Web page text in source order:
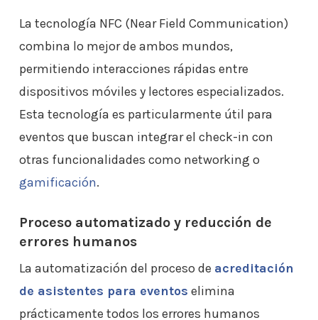
La tecnología NFC (Near Field Communication)
combina lo mejor de ambos mundos,
permitiendo interacciones rápidas entre
dispositivos móviles y lectores especializados.
Esta tecnología es particularmente útil para
eventos que buscan integrar el check-in con
otras funcionalidades como networking o
gamificación.
Proceso automatizado y reducción de
errores humanos
La automatización del proceso de acreditación
de asistentes para eventos elimina
prácticamente todos los errores humanos